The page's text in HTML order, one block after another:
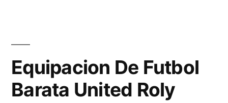
Equipacion De Futbol
Barata United Roly